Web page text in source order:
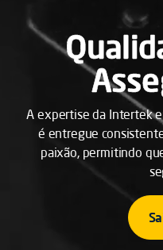
A expertise da Intertek
é entregue
paixão, permitindo